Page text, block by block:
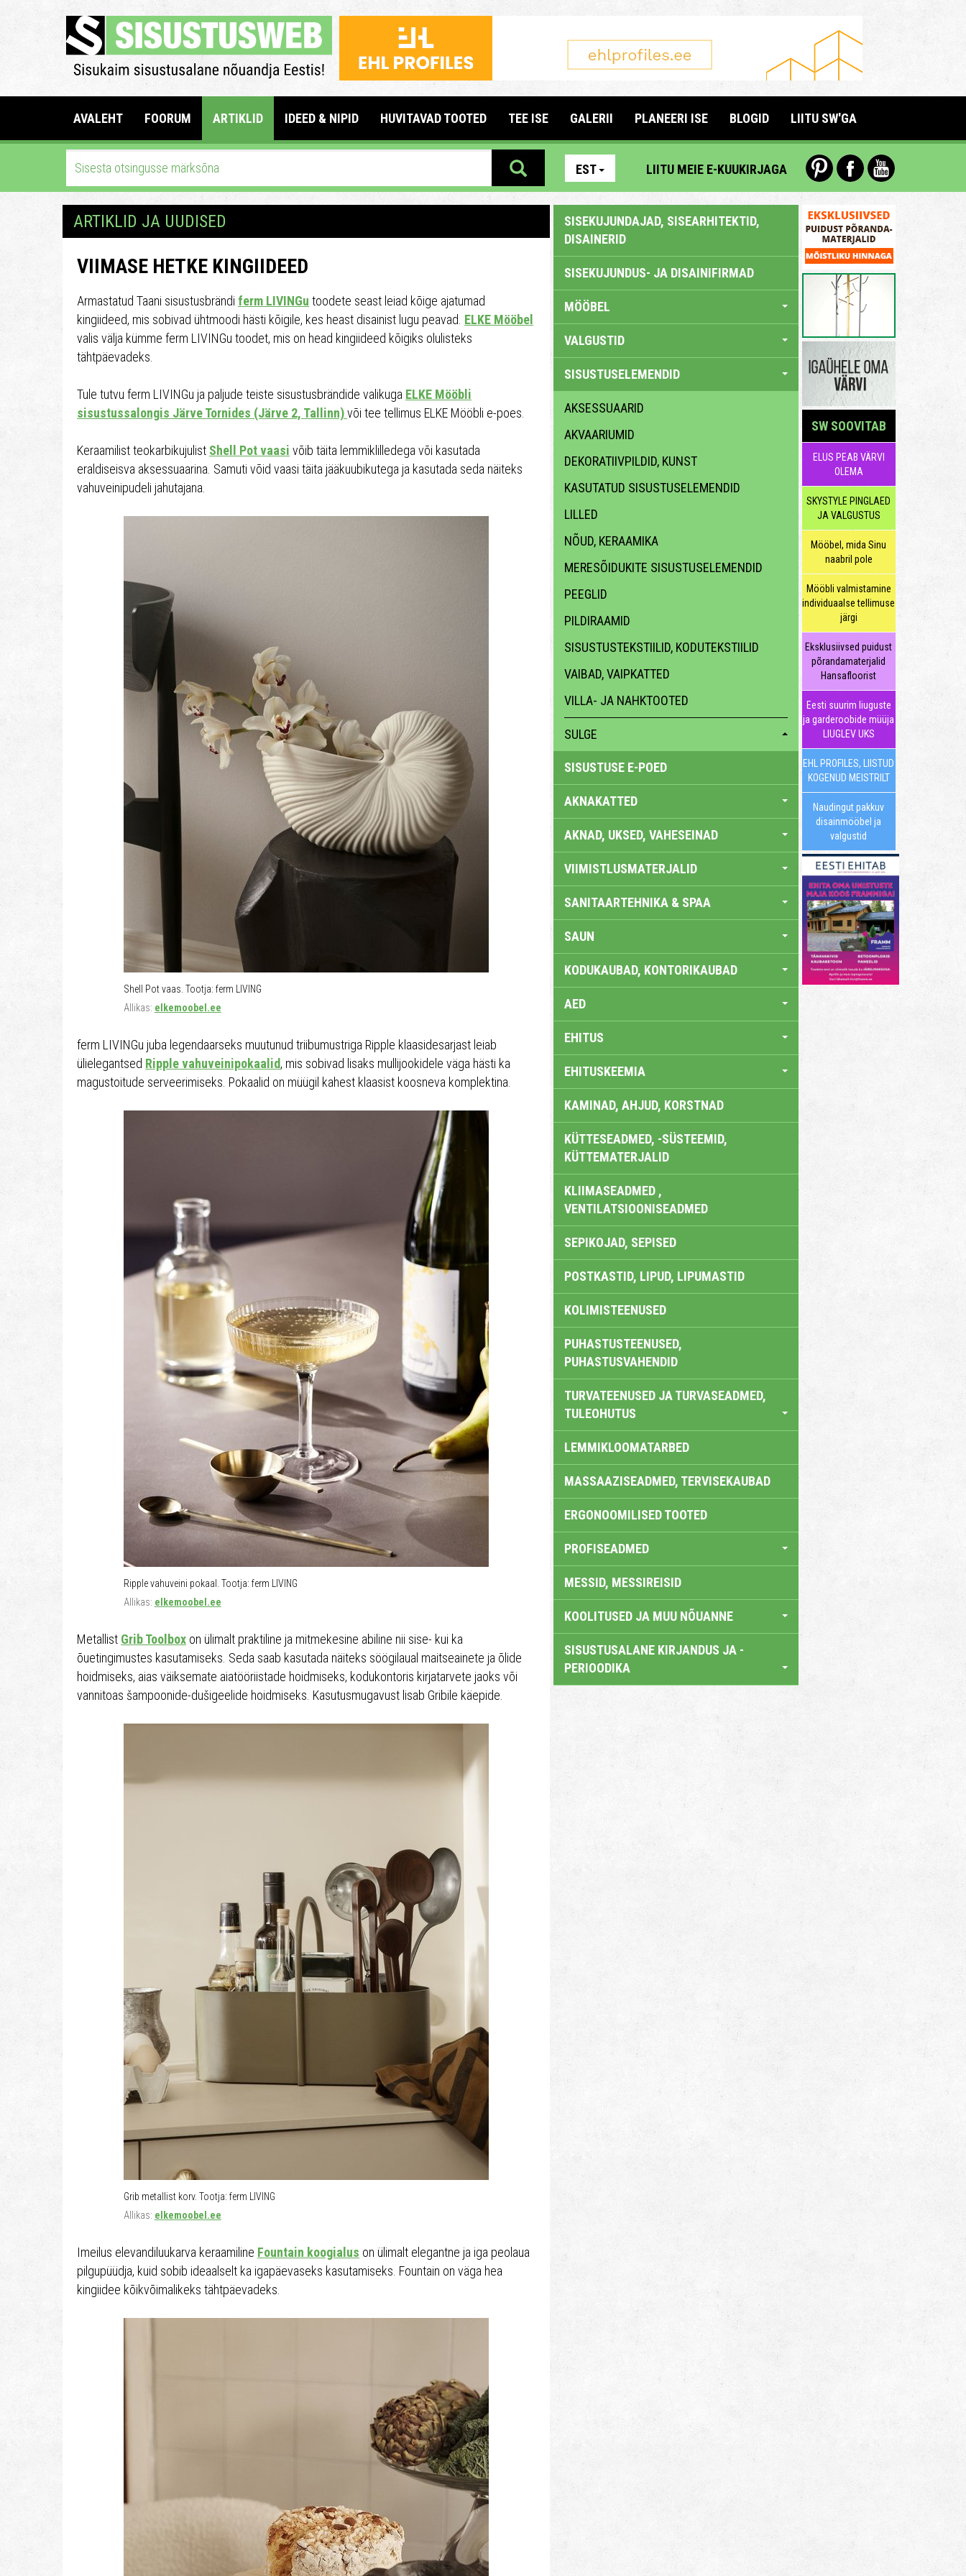
AVALEHT FOORUM ARTIKLID IDEED & NIPID HUVITAVAD TOOTED TEE ISE GALERII PLANEERI ISE BLOGID LIITU SW'GA
EST LIITU MEIE E-KUUKIRJAGA
ARTIKLID JA UUDISED
VIIMASE HETKE KINGIIDEED
Armastatud Taani sisustusbrändi ferm LIVINGu toodete seast leiad kõige ajatumad
kingiideed, mis sobivad ühtmoodi hästi kõigile, kes heast disainist lugu peavad. ELKE Mööbel
valis välja kümme ferm LIVINGu toodet, mis on head kingiideed kõigiks olulisteks
tähtpäevadeks.
Tule tutvu ferm LIVINGu ja paljude teiste sisustusbrändide valikuga ELKE Mööbli
sisustussalongis Järve Tornides (Järve 2, Tallinn)või tee tellimus ELKE Mööbli e-poes.
Keraamilist teokarbikujulist Shell Pot vaasi võib täita lemmiklilledega või kasutada
eraldiseisva aksessuaarina. Samuti võid vaasi täita jääkuubikutega ja kasutada seda näiteks
vahuveinipudeli jahutajana.
Shell Pot vaas. Tootja: ferm LIVING
Allikas: elkemoobel.ee
ferm LIVINGu juba legendaarseks muutunud triibumustriga Ripple klaasidesarjast leiab
ülielegantsed Ripple vahuveinipokaalid, mis sobivad lisaks mullijookidele väga hästi ka
magustoitude serveerimiseks. Pokaalid on müügil kahest klaasist koosneva komplektina.
Ripple vahuveini pokaal. Tootja: ferm LIVING
Allikas: elkemoobel.ee
Metallist Grib Toolbox on ülimalt praktiline ja mitmekesine abiline nii sise- kui ka
õuetingimustes kasutamiseks. Seda saab kasutada näiteks söögilaual maitseainete ja õlide
hoidmiseks, aias väiksemate aiatööriistade hoidmiseks, kodukontoris kirjatarvete jaoks või
vannitoas šampoonide-dušigeelide hoidmiseks. Kasutusmugavust lisab Gribile käepide.
Grib metallist korv. Tootja: ferm LIVING
Allikas: elkemoobel.ee
Imeilus elevandiluukarva keraamiline Fountain koogialus on ülimalt elegantne ja iga peolaua
pilgupüüdja, kuid sobib ideaalselt ka igapäevaseks kasutamiseks. Fountain on väga hea
kingiidee kõikvõimalikeks tähtpäevadeks.
SISEKUJUNDAJAD, SISEARHITEKTID,
DISAINERID
SISEKUJUNDUS- JA DISAINIFIRMAD
MÖÖBEL
VALGUSTID
SISUSTUSELEMENDID
AKSESSUAARID
AKVAARIUMID
DEKORATIIVPILDID, KUNST
KASUTATUD SISUSTUSELEMENDID
LILLED
NÕUD, KERAAMIKA
MERESÕIDUKITE SISUSTUSELEMENDID
PEEGLID
PILDIRAAMID
SISUSTUSTEKSTIILID, KODUTEKSTIILID
VAIBAD, VAIPKATTED
VILLA- JA NAHKTOOTED
SULGE
SISUSTUSE E-POED
AKNAKATTED
AKNAD, UKSED, VAHESEINAD
VIIMISTLUSMATERJALID
SANITAARTEHNIKA & SPAA
SAUN
KODUKAUBAD, KONTORIKAUBAD
AED
EHITUS
EHITUSKEEMIA
KAMINAD, AHJUD, KORSTNAD
KÜTTESEADMED, -SÜSTEEMID,
KÜTTEMATERJALID
KLIIMASEADMED ,
VENTILATSIOONISEADMED
SEPIKOJAD, SEPISED
POSTKASTID, LIPUD, LIPUMASTID
KOLIMISTEENUSED
PUHASTUSTEENUSED,
PUHASTUSVAHENDID
TURVATEENUSED JA TURVASEADMED,
TULEOHUTUS
LEMMIKLOOMATARBED
MASSAAZISEADMED, TERVISEKAUBAD
ERGONOOMILISED TOOTED
PROFISEADMED
MESSID, MESSIREISID
KOOLITUSED JA MUU NÕUANNE
SISUSTUSALANE KIRJANDUS JA -
PERIOODIKA
SW SOOVITAB
ELUS PEAB VÄRVI
OLEMA
SKYSTYLE PINGLAED
JA VALGUSTUS
Mööbel, mida Sinu
naabril pole
Mööbli valmistamine
individuaalse tellimuse
järgi
Eksklusiivsed puidust
põrandamaterjalid
Hansafloorist
Eesti suurim liuguste
ja garderoobide müüja
LIUGLEV UKS
EHL PROFILES, LIISTUD
KOGENUD MEISTRILT
Naudingut pakkuv
disainmööbel ja
valgustid